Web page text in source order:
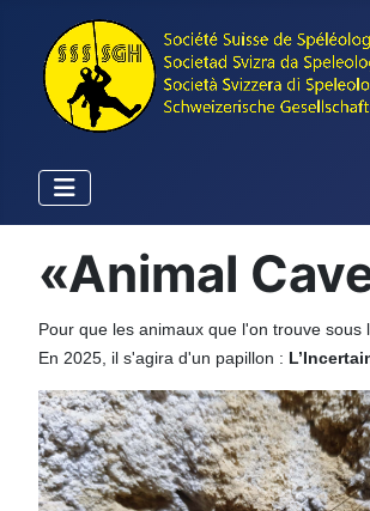
«Animal
Pour que les animaux que l'on trouve
En 2025, il s'agira d'un papillon :